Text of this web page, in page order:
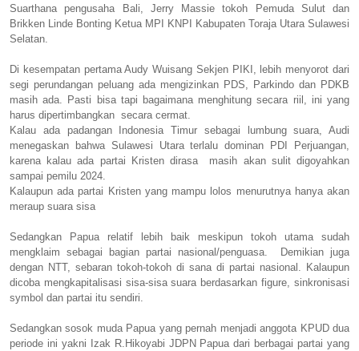
Suarthana pengusaha Bali, Jerry Massie tokoh Pemuda Sulut dan
Brikken Linde Bonting Ketua MPI KNPI Kabupaten Toraja Utara Sulawesi
Selatan.
Di kesempatan pertama Audy Wuisang Sekjen PIKI, lebih menyorot dari
segi perundangan peluang ada mengizinkan PDS, Parkindo dan PDKB
masih ada. Pasti bisa tapi bagaimana menghitung secara riil, ini yang
harus dipertimbangkan secara cermat.
Kalau ada padangan Indonesia Timur sebagai lumbung suara, Audi
menegaskan bahwa Sulawesi Utara terlalu dominan PDI Perjuangan,
karena kalau ada partai Kristen dirasa masih akan sulit digoyahkan
sampai pemilu 2024.
Kalaupun ada partai Kristen yang mampu lolos menurutnya hanya akan
meraup suara sisa
Sedangkan Papua relatif lebih baik meskipun tokoh utama sudah
mengklaim sebagai bagian partai nasional/penguasa. Demikian juga
dengan NTT, sebaran tokoh-tokoh di sana di partai nasional. Kalaupun
dicoba mengkapitalisasi sisa-sisa suara berdasarkan figure, sinkronisasi
symbol dan partai itu sendiri.
Sedangkan sosok muda Papua yang pernah menjadi anggota KPUD dua
periode ini yakni Izak R.Hikoyabi JDPN Papua dari berbagai partai yang